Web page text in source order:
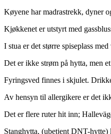
Køyene har madrastrekk, dyner
Kjøkkenet er utstyrt med
I stua er det større spiseplass
Det er ikke strøm på hytta, men
Fyringsved finnes i skjulet.
Av hensyn til allergikere er det
Det er flere ruter hit inn;
Stanghytta, (ubetjent DNT-